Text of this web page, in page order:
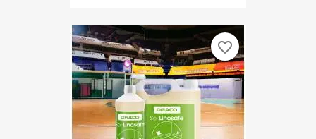
favorite_border